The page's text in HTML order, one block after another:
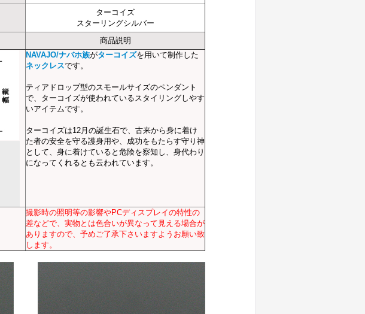
ターコイズ
スターリングシルバー
商品説明
NAVAJO/ナバホ族がターコイズを用いて制作した
ネックレスです。
ティアドロップ型のスモールサイズのペンダント
で、ターコイズが使われているスタイリングしやす
いアイテムです。
ターコイズは12月の誕生石で、古来から身に着け
た者の安全を守る護身用や、成功をもたらす守り神
として、身に着けていると危険を察知し、身代わり
になってくれるとも云われています。
撮影時の照明等の影響やPCディスプレイの特性の
差などで、実物とは色合いが異なって見える場合が
ありますので、予めご了承下さいますようお願い致
します。